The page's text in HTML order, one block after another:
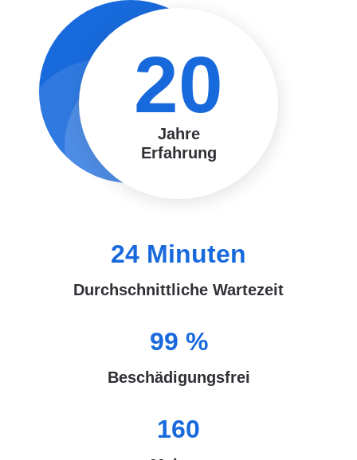
20
Jahre
Erfahrung
24 Minuten
Durchschnittliche Wartezeit
99 %
Beschädigungsfrei
160